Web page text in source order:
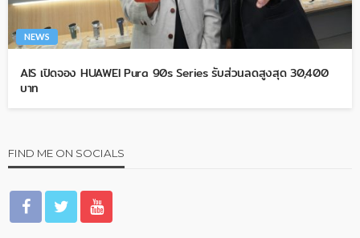
NEWS
AIS เปิดจอง HUAWEI Pura 90s Series รับส่วนลดสูงสุด 30,400
บาท
FIND ME ON SOCIALS